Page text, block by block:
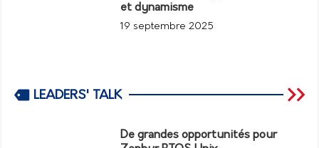
et dynamisme
19 septembre 2025
LEADERS' TALK
De grandes opportunités pour